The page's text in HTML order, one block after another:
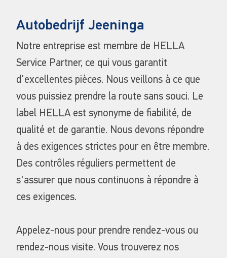
Autobedrijf Jeeninga
Notre entreprise est membre de HELLA
Service Partner, ce qui vous garantit
d'excellentes pièces. Nous veillons à ce que
vous puissiez prendre la route sans souci. Le
label HELLA est synonyme de fiabilité, de
qualité et de garantie. Nous devons répondre
à des exigences strictes pour en être membre.
Des contrôles réguliers permettent de
s'assurer que nous continuons à répondre à
ces exigences.
Appelez-nous pour prendre rendez-vous ou
rendez-nous visite. Vous trouverez nos